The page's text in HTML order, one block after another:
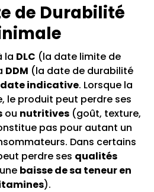
de Durabilité
la DLC (la date limite de
DDM (la date de durabilité
date indicative. Lorsque la
le produit peut perdre ses
ou nutritives(goût, texture,
pas pour autant un
Dans certains
perdre ses qualités
baisse de sa teneur en
).